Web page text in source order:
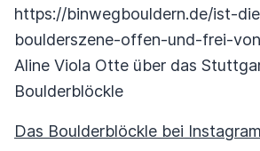
https://binwegbouldern.de/ist-
boulderszene-offen-und-frei-
Aline Viola Otte über das
Boulderblöckle
Das Boulderblöckle bei Instagram